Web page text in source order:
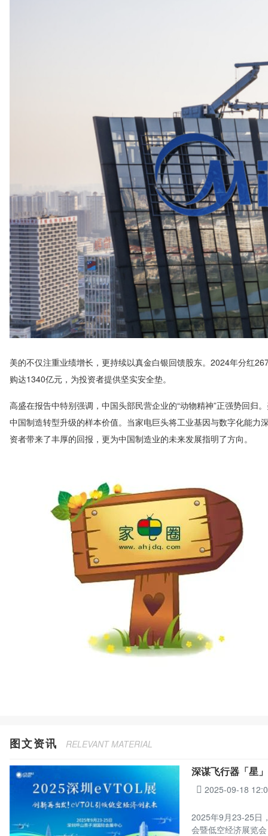
美的不仅注重业绩增长，更持续以真金白银回馈股东。2024年分红
购达1340亿元，为投资者提供坚实安全垫。
高盛在报告中特别强调，中国头部民营企业的“动物精神”正强势回归
中国制造转型升级的样本价值。当家电巨头将工业基因与数字化能
资者带来了丰厚的回报，更为中国制造业的未来发展指明了方向。
图文资讯 RELEVANT MATERIAL
深谋飞行器「星
2025-09-18
2025年9月23-25日
会暨低空经济展览